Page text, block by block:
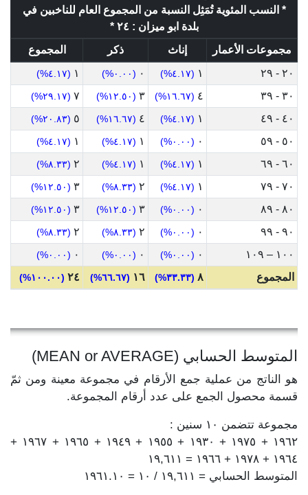
* النسب المئوية تُمَثِل النسبة من المجموع العام للناخبين في
بلدة ابو ميزان : ٢٤ *
مجموعات الأعمار
إناث ذكر
المجموع
٢٠ - ٢٩
١ (٤.١٧%) ٠ (٠.٠٠%) ١ (٤.١٧%)
٣٠ - ٣٩ ٤ (١٦.٦٧%) ٣ (١٢.٥٠%) ٧ (٢٩.١٧%)
٤٠ - ٤٩ ١ (٤.١٧%) ٤ (١٦.٦٧%) ٥ (٢٠.٨٣%)
٥٠ - ٥٩ ٠ (٠.٠٠%) ١ (٤.١٧%) ١ (٤.١٧%)
٦٠ - ٦٩ ١ (٤.١٧%) ١ (٤.١٧%) ٢ (٨.٣٣%)
٧٠ - ٧٩ ١ (٤.١٧%) ٢ (٨.٣٣%) ٣ (١٢.٥٠%)
٨٠ - ٨٩ ٠ (٠.٠٠%) ٣ (١٢.٥٠%) ٣ (١٢.٥٠%)
٩٠ - ٩٩ ٠ (٠.٠٠%) ٢ (٨.٣٣%) ٢ (٨.٣٣%)
١٠٠ – ١٠٩ ٠ (٠.٠٠%) ٠ (٠.٠٠%) ٠ (٠.٠٠%)
المجموع ٨ (٣٣.٣٣%) ١٦ (٦٦.٦٧%) ٢٤ (١٠٠.٠٠%)
المتوسط الحسابي (MEAN or AVERAGE)
هو الناتج من عملية جمع الأرقام في مجموعة معينة ومن ثمّ
قسمة محصول الجمع على عدد أرقام المجموعة.
مجموعة تتضمن ١٠ سنين :
١٩٦٢ + ١٩٧٥ + ١٩٣٠ + ١٩٥٥ + ١٩٤٩ + ١٩٦٥ + ١٩٦٧ +
١٩٦٤ + ١٩٧٨ + ١٩٦٦ = ١٩,٦١١
المتوسط الحسابي = ١٩,٦١١ / ١٠ = ١٩٦١.١٠